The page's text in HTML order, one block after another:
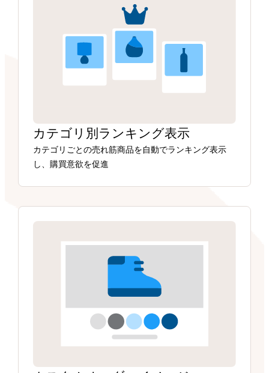
カテゴリ別ランキング表示
カテゴリごとの売れ筋商品を自動でランキング表示
し、購買意欲を促進